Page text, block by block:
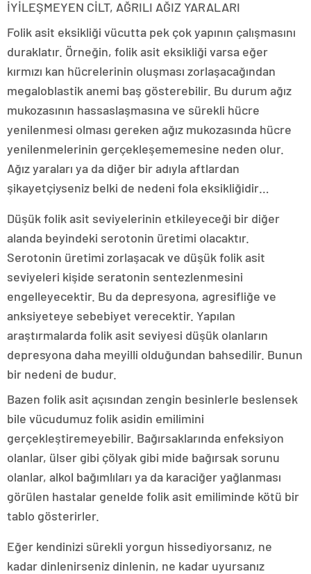
İYİLEŞMEYEN CİLT, AĞRILI AĞIZ YARALARI
Folik asit eksikliği vücutta pek çok yapının çalışmasını
duraklatır. Örneğin, folik asit eksikliği varsa eğer
kırmızı kan hücrelerinin oluşması zorlaşacağından
megaloblastik anemi baş gösterebilir. Bu durum ağız
mukozasının hassaslaşmasına ve sürekli hücre
yenilenmesi olması gereken ağız mukozasında hücre
yenilenmelerinin gerçekleşememesine neden olur.
Ağız yaraları ya da diğer bir adıyla aftlardan
şikayetçiyseniz belki de nedeni fola eksikliğidir…
Düşük folik asit seviyelerinin etkileyeceği bir diğer
alanda beyindeki serotonin üretimi olacaktır.
Serotonin üretimi zorlaşacak ve düşük folik asit
seviyeleri kişide seratonin sentezlenmesini
engelleyecektir. Bu da depresyona, agresifliğe ve
anksiyeteye sebebiyet verecektir. Yapılan
araştırmalarda folik asit seviyesi düşük olanların
depresyona daha meyilli olduğundan bahsedilir. Bunun
bir nedeni de budur.
Bazen folik asit açısından zengin besinlerle beslensek
bile vücudumuz folik asidin emilimini
gerçekleştiremeyebilir. Bağırsaklarında enfeksiyon
olanlar, ülser gibi çölyak gibi mide bağırsak sorunu
olanlar, alkol bağımlıları ya da karaciğer yağlanması
görülen hastalar genelde folik asit emiliminde kötü bir
tablo gösterirler.
Eğer kendinizi sürekli yorgun hissediyorsanız, ne
kadar dinlenirseniz dinlenin, ne kadar uyursanız